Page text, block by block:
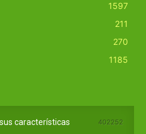
1597
211
270
1185
características 402252